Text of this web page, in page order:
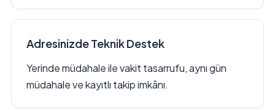
Adresinizde Teknik Destek
Yerinde müdahale ile vakit tasarrufu, aynı gün
müdahale ve kayıtlı takip imkânı.